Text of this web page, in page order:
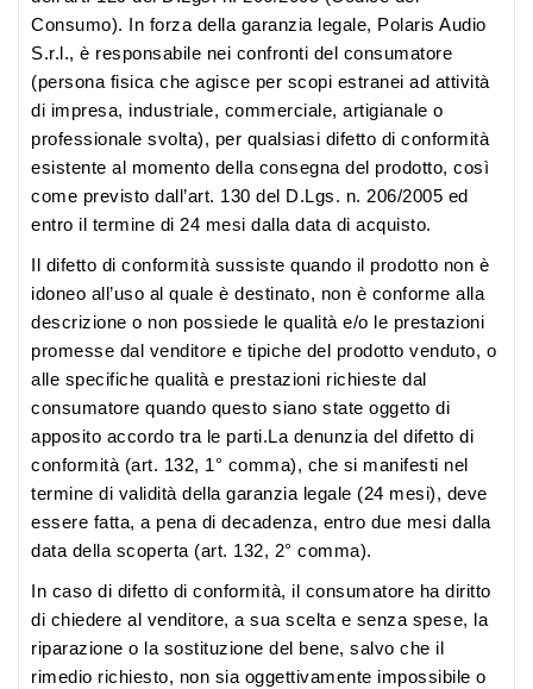
Consumo). In forza della garanzia legale, Polaris Audio
S.r.l., è responsabile nei confronti del consumatore
(persona fisica che agisce per scopi estranei ad attività
di impresa, industriale, commerciale, artigianale o
professionale svolta), per qualsiasi difetto di conformità
esistente al momento della consegna del prodotto, così
come previsto dall’art. 130 del D.Lgs. n. 206/2005 ed
entro il termine di 24 mesi dalla data di acquisto.
Il difetto di conformità sussiste quando il prodotto non è
idoneo all’uso al quale è destinato, non è conforme alla
descrizione o non possiede le qualità e/o le prestazioni
promesse dal venditore e tipiche del prodotto venduto, o
alle specifiche qualità e prestazioni richieste dal
consumatore quando questo siano state oggetto di
apposito accordo tra le parti.La denunzia del difetto di
conformità (art. 132, 1° comma), che si manifesti nel
termine di validità della garanzia legale (24 mesi), deve
essere fatta, a pena di decadenza, entro due mesi dalla
data della scoperta (art. 132, 2° comma).
In caso di difetto di conformità, il consumatore ha diritto
di chiedere al venditore, a sua scelta e senza spese, la
riparazione o la sostituzione del bene, salvo che il
rimedio richiesto, non sia oggettivamente impossibile o